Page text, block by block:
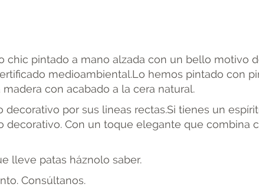
chic pintado a mano alzada con un bello motivo
medioambiental.Lo hemos pintado con
con acabado a la cera natural.
por sus lineas rectas.Si tienes un
Con un toque elegante que combina
lleve patas háznolo saber.
Consúltanos.